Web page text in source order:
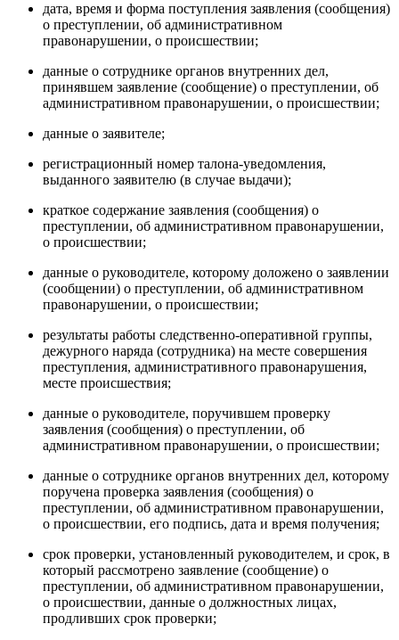
дата, время и форма поступления заявления (сообщения)
о преступлении, об административном
правонарушении, о происшествии;
данные о сотруднике органов внутренних дел,
принявшем заявление (сообщение) о преступлении, об
административном правонарушении, о происшествии;
данные о заявителе;
регистрационный номер талона-уведомления,
выданного заявителю (в случае выдачи);
краткое содержание заявления (сообщения) о
преступлении, об административном правонарушении,
о происшествии;
данные о руководителе, которому доложено о заявлении
(сообщении) о преступлении, об административном
правонарушении, о происшествии;
результаты работы следственно-оперативной группы,
дежурного наряда (сотрудника) на месте совершения
преступления, административного правонарушения,
месте происшествия;
данные о руководителе, поручившем проверку
заявления (сообщения) о преступлении, об
административном правонарушении, о происшествии;
данные о сотруднике органов внутренних дел, которому
поручена проверка заявления (сообщения) о
преступлении, об административном правонарушении,
о происшествии, его подпись, дата и время получения;
срок проверки, установленный руководителем, и срок, в
который рассмотрено заявление (сообщение) о
преступлении, об административном правонарушении,
о происшествии, данные о должностных лицах,
продливших срок проверки;